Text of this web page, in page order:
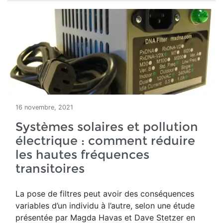
16 novembre, 2021
Systèmes solaires et pollution
électrique : comment réduire
les hautes fréquences
transitoires
La pose de filtres peut avoir des conséquences
variables d’un individu à l’autre, selon une étude
présentée par Magda Havas et Dave Stetzer en